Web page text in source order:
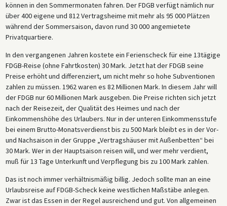
können in den Sommermonaten fahren. Der FDGB verfügt nämlich nur
über 400 eigene und 812 Vertragsheime mit mehr als 95 000 Plätzen
während der Sommersaison, davon rund 30 000 angemietete
Privatquartiere.
In den vergangenen Jahren kostete ein Ferienscheck für eine 13tägige
FDGB-Reise (ohne Fahrtkosten) 30 Mark. Jetzt hat der FDGB seine
Preise erhöht und differenziert, um nicht mehr so hohe Subventionen
zahlen zu müssen. 1962 waren es 82 Millionen Mark. In diesem Jahr will
der FDGB nur 60 Millionen Mark ausgeben. Die Preise richten sich jetzt
nach der Reisezeit, der Qualität des Heimes und nach der
Einkommenshöhe des Urlaubers. Nur in der unteren Einkommensstufe
bei einem Brutto-Monatsverdienst bis zu 500 Mark bleibt es in der Vor-
und Nachsaison in der Gruppe „Vertragshäuser mit Außenbetten“ bei
30 Mark. Wer in der Hauptsaison reisen will, und wer mehr verdient,
muß für 13 Tage Unterkunft und Verpflegung bis zu 100 Mark zahlen.
Das ist noch immer verhältnismäßig billig. Jedoch sollte man an eine
Urlaubsreise auf FDGB-Scheck keine westlichen Maßstäbe anlegen.
Zwar ist das Essen in der Regel ausreichend und gut. Von allgemeinen